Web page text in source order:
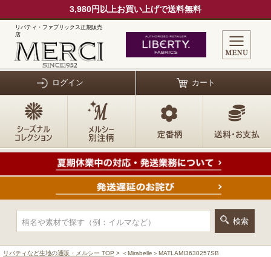
3,980円以上お買い上げで送料無料
リバティ・ファブリックス正規販売
店
ログイン カート
リバティなど生地の通販・メルシー TOP > ＜Mirabelle＞MATLAMI3630257SB